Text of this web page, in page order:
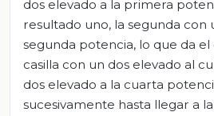
dos elevado a la primera
resultado uno, la segunda con
segunda potencia, lo que da el
casilla con un dos elevado al
dos elevado a la cuarta
sucesivamente hasta llegar a